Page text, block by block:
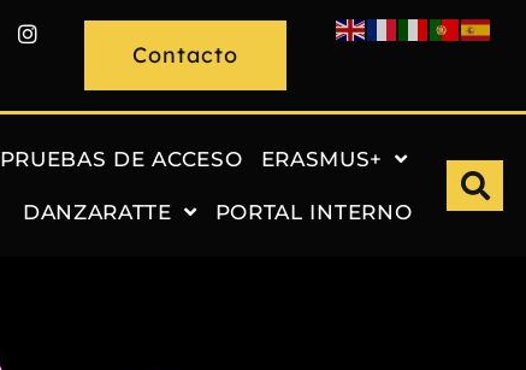
Contacto
PRUEBAS DE ACCESO ERASMUS+
DANZARATTE PORTAL INTERNO